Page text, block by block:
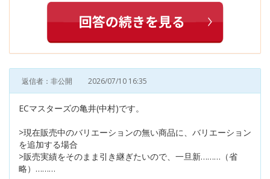
返信者：非公開 2026/07/10 16:35
ECマスターズの亀井(中村)です。
>現在販売中のバリエーションの無い商品に、バリエーション
を追加する場合
>販売実績をそのまま引き継ぎたいので、一旦新………（省
略）………